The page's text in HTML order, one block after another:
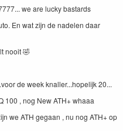
we are lucky bastards
En wat zijn de nadelen daar
nooit 🤣
de week knaller...hopelijk 20...
100 , nog New ATH+ whaaa
we ATH gegaan , nu nog ATH+ op